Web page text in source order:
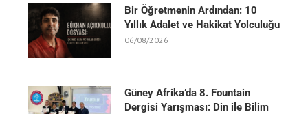
Bir Öğretmenin Ardından: 10
Yıllık Adalet ve Hakikat Yolculuğu
06/08/2026
Güney Afrika’da 8. Fountain
Dergisi Yarışması: Din ile Bilim